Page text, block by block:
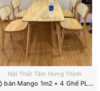
Nội Thất Tâm Hưng Thịnh
Bộ bàn Mango 1m2 + 4 Ghế PLC mắt cáo